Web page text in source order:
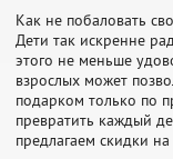
Как не побаловать
Дети так искренне
этого не меньше
взрослых может
подарком только по
превратить каждый
предлагаем скидки